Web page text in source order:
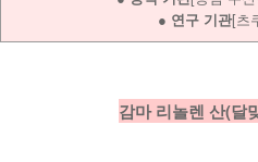
● 연구 기관[츠
감마 리놀렌 산(달